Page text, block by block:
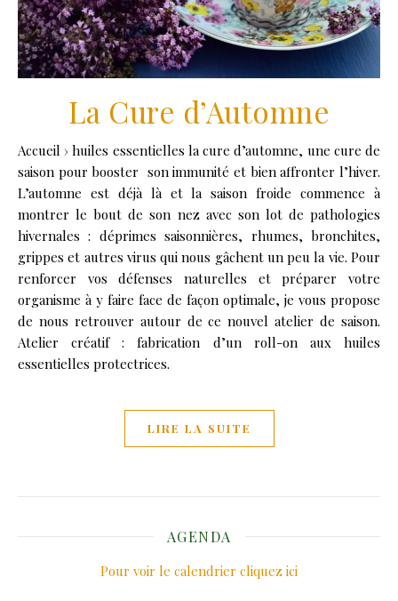
La Cure d’Automne
Accueil › huiles essentielles la cure d’automne, une cure de
saison pour booster son immunité et bien affronter l’hiver.
L’automne est déjà là et la saison froide commence à
montrer le bout de son nez avec son lot de pathologies
hivernales : déprimes saisonnières, rhumes, bronchites,
grippes et autres virus qui nous gâchent un peu la vie. Pour
renforcer vos défenses naturelles et préparer votre
organisme à y faire face de façon optimale, je vous propose
de nous retrouver autour de ce nouvel atelier de saison.
Atelier créatif : fabrication d’un roll-on aux huiles
essentielles protectrices.
LIRE LA SUITE
AGENDA
Pour voir le calendrier cliquez ici